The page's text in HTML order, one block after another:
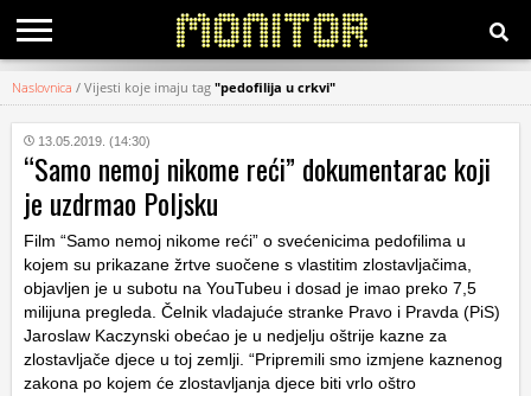
KATEGORIJE
HRVATSKI
WEB
Naslovnica / Vijesti koje imaju tag "pedofilija u crkvi"
13.05.2019. (14:30)
“Samo nemoj nikome reći” dokumentarac koji
je uzdrmao Poljsku
Film “Samo nemoj nikome reći” o svećenicima pedofilima u
kojem su prikazane žrtve suočene s vlastitim zlostavljačima,
objavljen je u subotu na YouTubeu i dosad je imao preko 7,5
milijuna pregleda. Čelnik vladajuće stranke Pravo i Pravda (PiS)
Jaroslaw Kaczynski obećao je u nedjelju oštrije kazne za
zlostavljače djece u toj zemlji. “Pripremili smo izmjene kaznenog
zakona po kojem će zlostavljanja djece biti vrlo oštro